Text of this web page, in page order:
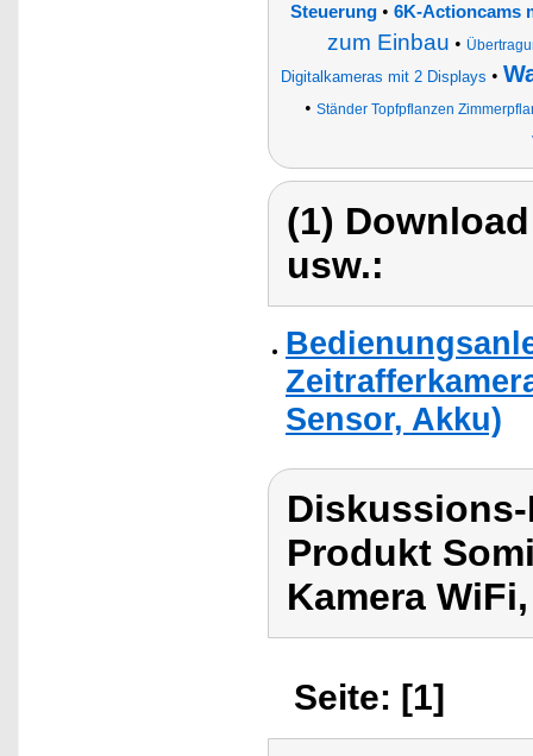
Steuerung • 6K-Actioncams
zum Einbau •
Digitalkameras mit 2 Displays •
• Ständer Topfpflanzen
(1)
usw.:
Sensor, Akku)
Produkt
Kamera
Seite: [1]